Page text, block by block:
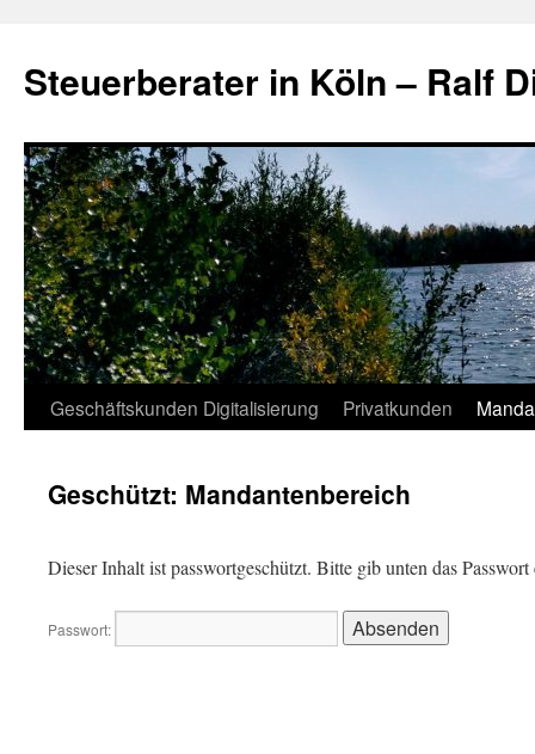
springen
Steuerberater in Köln – Ralf
Geschäftskunden Digitalisierung Privatkunden
Geschützt: Mandantenbereich
Dieser Inhalt ist passwortgeschützt. Bitte gib unten das
Passwort: